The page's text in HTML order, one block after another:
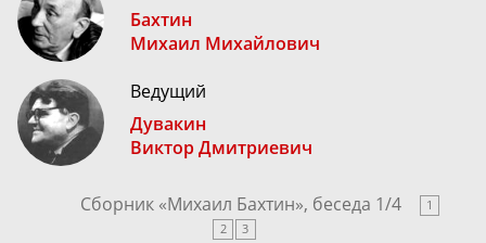
Бахтин
Михаил Михайлович
Ведущий
Дувакин
Виктор Дмитриевич
Сборник «Михаил Бахтин», беседа 1/4
1
2
3